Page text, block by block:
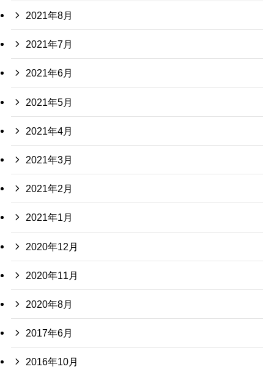
2021年8月
2021年7月
2021年6月
2021年5月
2021年4月
2021年3月
2021年2月
2021年1月
2020年12月
2020年11月
2020年8月
2017年6月
2016年10月